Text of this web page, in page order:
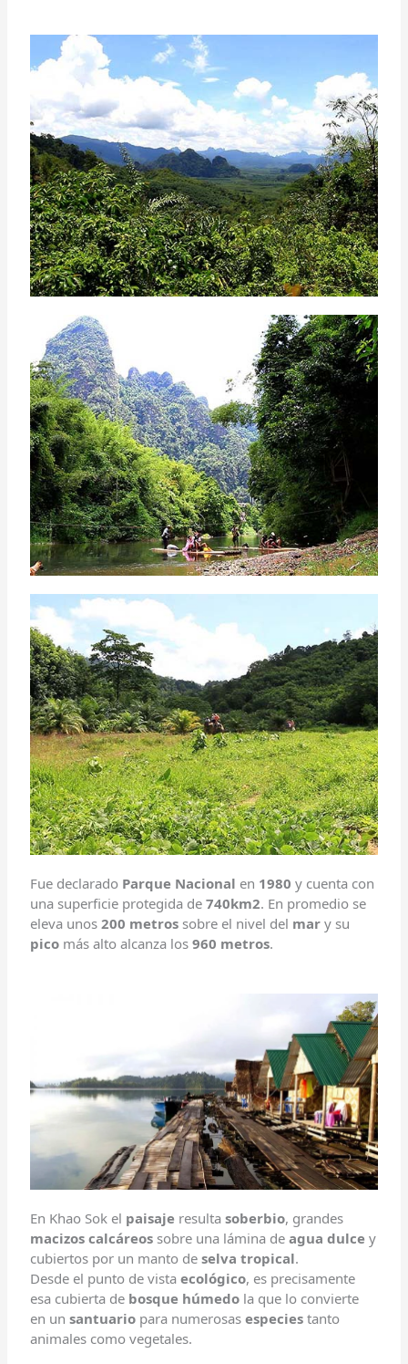
Fue declarado Parque Nacional en 1980 y cuenta con
una superficie protegida de740km2. En promedio se
eleva unos200 metros sobre el nivel del mar y su
pico más alto alcanza los960 metros.
En Khao Sok el paisaje resultasoberbio, grandes
macizos calcáreos sobre una lámina deagua dulce y
cubiertos por un manto deselva tropical.
Desde el punto de vistaecológico, es precisamente
esa cubierta de bosque húmedo la que lo convierte
en unsantuario para numerosasespecies tanto
animales como vegetales.